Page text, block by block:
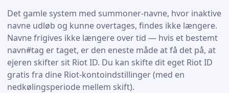
Det gamle system med summoner-navne, hvor inaktive
navne udløb og kunne overtages, findes ikke længere.
Navne frigives ikke længere over tid — hvis et bestemt
navn#tag er taget, er den eneste måde at få det på, at
ejeren skifter sit Riot ID. Du kan skifte dit eget Riot ID
gratis fra dine Riot-kontoindstillinger (med en
nedkølingsperiode mellem skift).